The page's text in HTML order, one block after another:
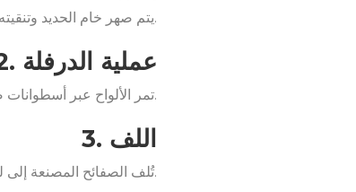
يتم صهر خام الحديد وتنقيته لإنتاج ألواح فولاذية أولية.
2. عملية الدرفلة
تمر الألواح عبر أسطوانات ضخمة لتقليل السماكة وتحويلها إلى صفائح فولاذية مسطحة.
3. اللف
تُلف الصفائح المصنعة إلى لفائف كبيرة لتسهيل التخزين والنقل.